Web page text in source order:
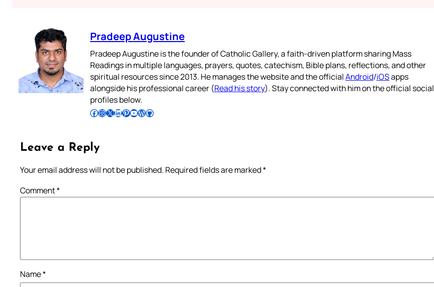
Pradeep Augustine
Pradeep Augustine is the founder of Catholic Gallery, a faith-driven platform sharing Mass
Readings in multiple languages, prayers, quotes, catechism, Bible plans, reflections, and other
spiritual resources since 2013. He manages the website and the officialAndroid/iOSapps
alongside his professional career (Read his story). Stay connected with him on the official social
profiles below.
Follow Pradeep on Facebook Follow Pradeep on InstagramFollow Pradeep on X Follow Pradeep on LinkedIn Follow Pradeep on Pinterest Subscribe to Pradeep’s Youtube Channel Follow Pradeep on WordPress Follow Pradeep on GitHub
Leave a Reply
Your email address will not be published. Required fields are marked*
Comment*
Name*